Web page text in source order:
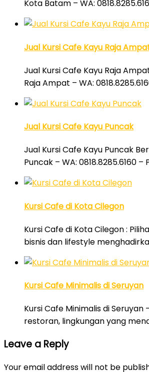
Kota Batam – WA:
Jual Kursi Cafe Kayu Raja
Jual Kursi Cafe Kayu Raja
Raja Ampat – WA:
Jual Kursi Cafe Kayu Puncak
Jual Kursi Cafe Kayu Puncak
Puncak – WA: 0818.8285.6160
Kursi Cafe di Kota Cilegon
Kursi Cafe di Kota Cilegon :
bisnis dan lifestyle
Kursi Cafe Minimalis di Seruyan
Kursi Cafe Minimalis di
restoran, lingkungan yang
Leave a Reply
Your email address will not be